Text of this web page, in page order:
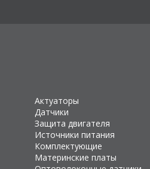
Актуаторы
Датчики
Защита двигателя
Источники питания
Комплектующие
Материнские платы